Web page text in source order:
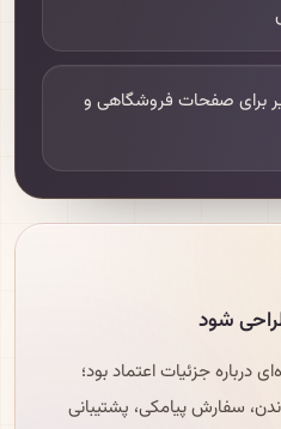
برای صفحات فروشگاهی و
شود
درباره جزئیات اعتماد بود؛
سفارش پیامکی، پشتیبانی